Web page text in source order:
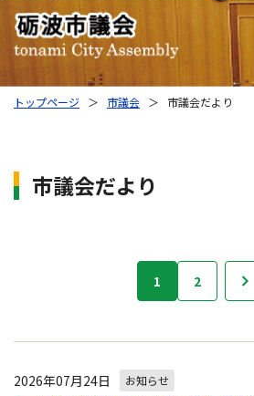
トップページ ＞ 市議会 ＞ 市議会だより
市議会だより
の
1 2
2026年07月24日 お知らせ